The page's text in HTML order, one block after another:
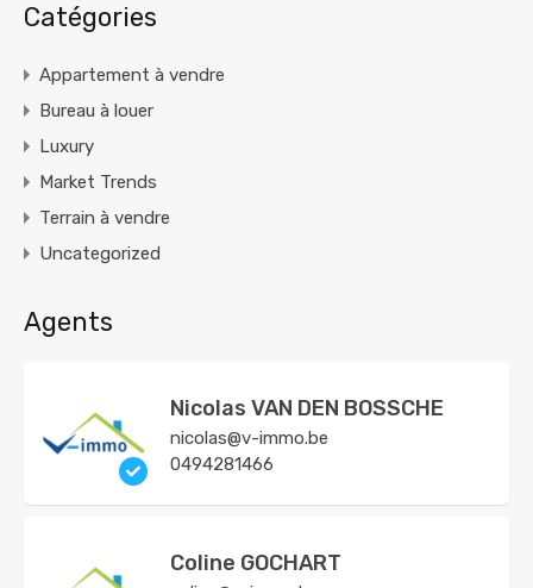
Catégories
Appartement à vendre
Bureau à louer
Luxury
Market Trends
Terrain à vendre
Uncategorized
Agents
Nicolas VAN DEN BOSSCHE
nicolas@v-immo.be
0494281466
Coline GOCHART